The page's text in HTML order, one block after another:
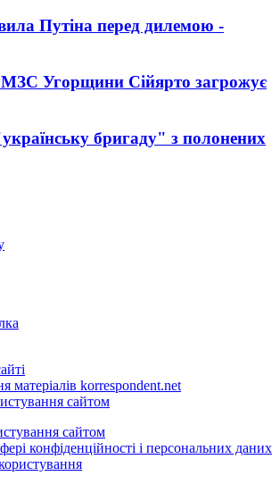
Путіна перед дилемою -
МЗС Угорщини Сійярто загрожує
бригаду" з полонених
матеріалів korrespondent.net
сайтом
сайтом
конфіденційності і персональних даних